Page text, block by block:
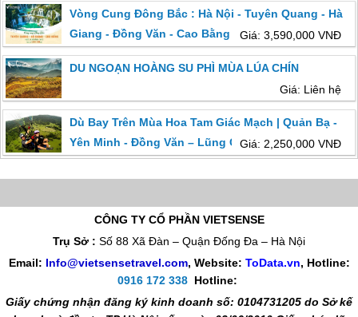
Vòng Cung Đông Bắc : Hà Nội - Tuyên Quang - Hà
Giang - Đồng Văn - Cao Bằng
Giá: 3,590,000 VNĐ
DU NGOẠN HOÀNG SU PHÌ MÙA LÚA CHÍN
Giá: Liên hệ
Dù Bay Trên Mùa Hoa Tam Giác Mạch | Quản Bạ -
Yên Minh - Đồng Văn – Lũng CúGiá: 2,250,000 VNĐ
CÔNG TY CỔ PHẦN VIETSENSE
Trụ Sở : Số 88 Xã Đàn – Quận Đống Đa – Hà Nội
Email: Info@vietsensetravel.com, Website: ToData.vn, Hotline:
0916 172 338 Hotline:
Giấy chứng nhận đăng ký kinh doanh số: 0104731205 do Sở kế